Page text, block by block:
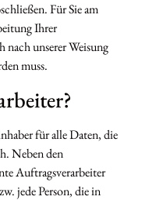
Für Sie am
Ihrer
nach unserer Weisung
muss.
für alle Daten, die
Neben den
Auftragsverarbeiter
jede Person, die in